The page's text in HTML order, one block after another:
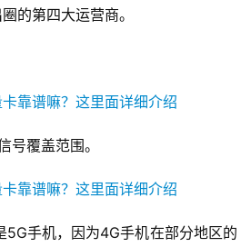
的第四大运营商。
号覆盖范围。
5G手机，因为4G手机在部分地区的